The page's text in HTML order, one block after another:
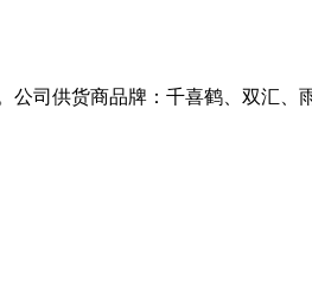
公司供货商品牌：千喜鹤、双汇、